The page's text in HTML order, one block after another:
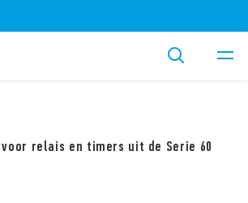
relais en timers uit de Serie 60